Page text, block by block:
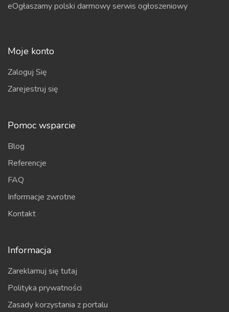
eOgłaszamy polski darmowy serwis ogłoszeniowy
Moje konto
Zaloguj Się
Zarejestruj się
Pomoc wsparcie
Blog
Referencje
FAQ
Informacje zwrotne
Kontakt
Informacja
Zareklamuj się tutaj
Polityka prywatności
Zasady korzystania z portalu